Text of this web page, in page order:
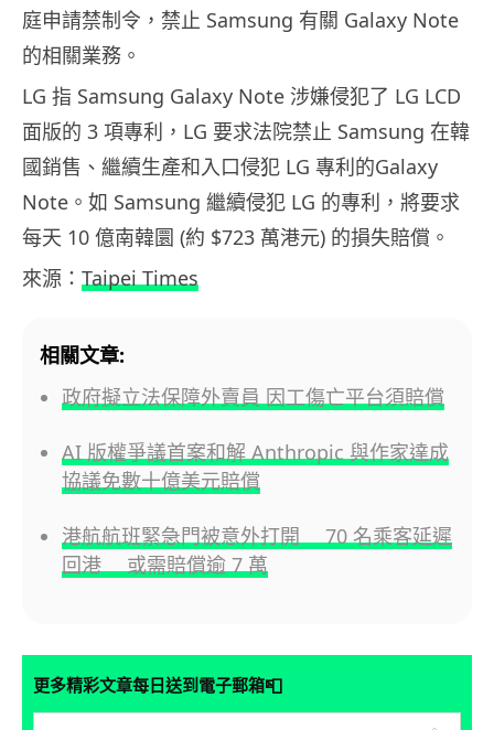
庭申請禁制令，禁止 Samsung 有關 Galaxy Note
的相關業務。
LG 指 Samsung Galaxy Note 涉嫌侵犯了 LG LCD
面版的 3 項專利，LG 要求法院禁止 Samsung 在韓
國銷售、繼續生產和入口侵犯 LG 專利的Galaxy
Note。如 Samsung 繼續侵犯 LG 的專利，將要求
每天 10 億南韓圜 (約 $723 萬港元) 的損失賠償。
來源： Taipei Times
相關文章:
政府擬立法保障外賣員 因工傷亡平台須賠償
AI 版權爭議首案和解 Anthropic 與作家達成
協議免數十億美元賠償
港航航班緊急門被意外打開 70 名乘客延遲
回港 或需賠償逾 7 萬
更多精彩文章每日送到電子郵箱📮